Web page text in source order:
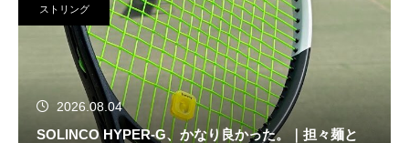
ストリング
2026.08.04
SOLINCO HYPER-G、かなり良かった。｜担々麺と